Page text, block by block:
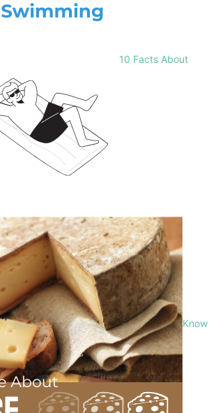
10 Facts About
Know